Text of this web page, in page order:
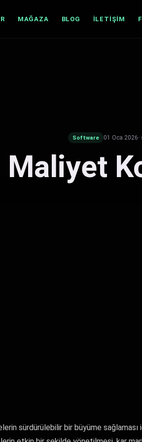
MAĞAZA BLOG İLETIŞIM
Software 01 Oca 2026
Maliyet
sürdürülebilir bir büyüme